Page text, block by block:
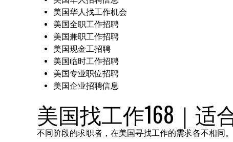
美国华人找工作机会
美国全职工作招聘
美国兼职工作招聘
美国现金工招聘
美国临时工作招聘
美国专业职位招聘
美国企业招聘信息
美国找工作168｜适
不同阶段的求职者，在美国寻找工作的需求各不相同